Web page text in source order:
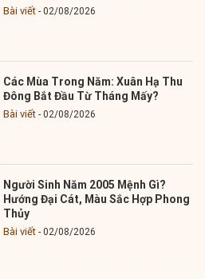
Bài viết 02/08/2026
Các Mùa Trong Năm: Xuân Hạ Thu
Đông Bắt Đầu Từ Tháng Mấy?
Bài viết 02/08/2026
Người Sinh Năm 2005 Mệnh Gì?
Hướng Đại Cát, Màu Sắc Hợp Phong
Thủy
Bài viết 02/08/2026